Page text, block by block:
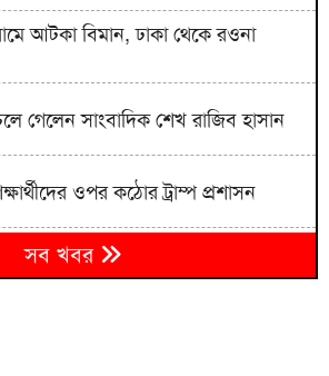
আটকা বিমান, ঢাকা থেকে রওনা
গেলেন সাংবাদিক শেখ রাজিব হাসান
ওপর কঠোর ট্রাম্প প্রশাসন
কাপড়সহ চিঠিতে প্রাণনাশের হুমকির
সব খবর